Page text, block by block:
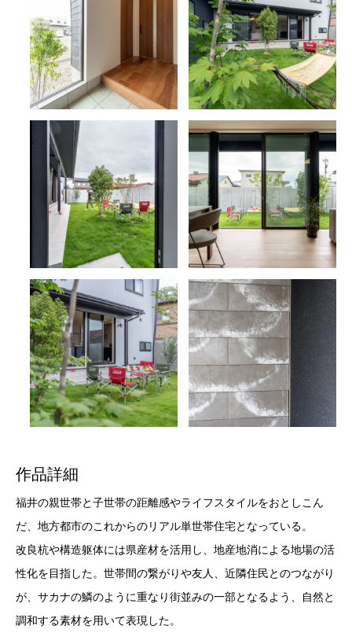
作品詳細
福井の親世帯と子世帯の距離感やライフスタイルをおとしこん
だ、地方都市のこれからのリアル単世帯住宅となっている。
改良杭や構造躯体には県産材を活用し、地産地消による地場の活
性化を目指した。世帯間の繋がりや友人、近隣住民とのつながり
が、サカナの鱗のように重なり街並みの一部となるよう、自然と
調和する素材を用いて表現した。